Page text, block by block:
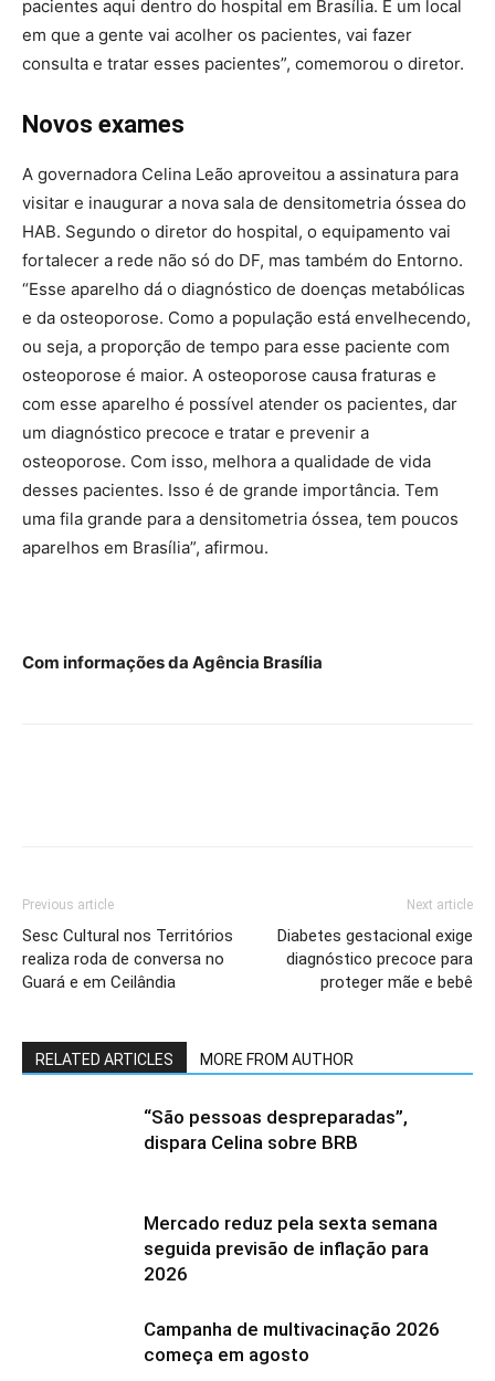
pacientes aqui dentro do hospital em Brasília. É um local
em que a gente vai acolher os pacientes, vai fazer
consulta e tratar esses pacientes”, comemorou o diretor.
Novos exames
A governadora Celina Leão aproveitou a assinatura para
visitar e inaugurar a nova sala de densitometria óssea do
HAB. Segundo o diretor do hospital, o equipamento vai
fortalecer a rede não só do DF, mas também do Entorno.
“Esse aparelho dá o diagnóstico de doenças metabólicas
e da osteoporose. Como a população está envelhecendo,
ou seja, a proporção de tempo para esse paciente com
osteoporose é maior. A osteoporose causa fraturas e
com esse aparelho é possível atender os pacientes, dar
um diagnóstico precoce e tratar e prevenir a
osteoporose. Com isso, melhora a qualidade de vida
desses pacientes. Isso é de grande importância. Tem
uma fila grande para a densitometria óssea, tem poucos
aparelhos em Brasília”, afirmou.
Com informações da Agência Brasília
Previous article
Sesc Cultural nos Territórios
realiza roda de conversa no
Guará e em Ceilândia
Next article
Diabetes gestacional exige
diagnóstico precoce para
proteger mãe e bebê
RELATED ARTICLES MORE FROM AUTHOR
“São pessoas despreparadas”,
dispara Celina sobre BRB
Mercado reduz pela sexta semana
seguida previsão de inflação para
2026
Campanha de multivacinação 2026
começa em agosto